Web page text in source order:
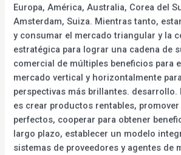
Europa, América, Australia, Corea del
Amsterdam, Suiza. Mientras tanto,
y consumar el mercado triangular y la
estratégica para lograr una cadena de
comercial de múltiples beneficios para
mercado vertical y horizontalmente
perspectivas más brillantes.
es crear productos rentables,
perfectos, cooperar para obtener
largo plazo, establecer un modelo
sistemas de proveedores y agentes de